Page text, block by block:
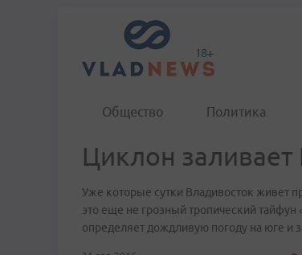
Общество Политика
Циклон
Уже которые сутки Владивосток живет
это еще не грозный тропический
определяет дождливую погоду на юге и